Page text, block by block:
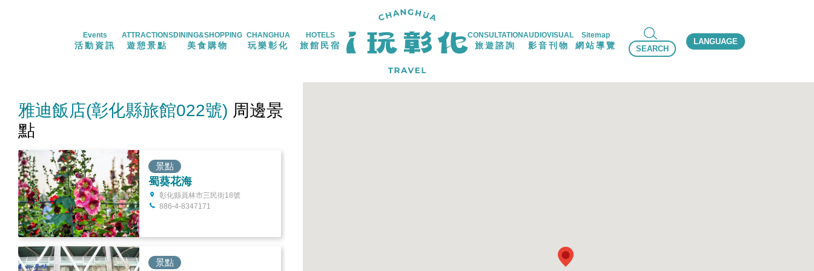
Events
活動資訊
ATTRACTIONS
遊憩景點
DINING&SHOPPING
美食購物
CHANGHUA
玩樂彰化
HOTELS
旅館民宿
CONSULTATION
旅遊諮詢
AUDIOVISUAL
影音刊物
Sitemap
網站導覽 SEARCH
LANGUAGE
雅迪飯店(彰化縣旅館022號) 周邊景
點
景點
蜀葵花海
彰化縣員林市三民街18號
886-4-8347171
景點